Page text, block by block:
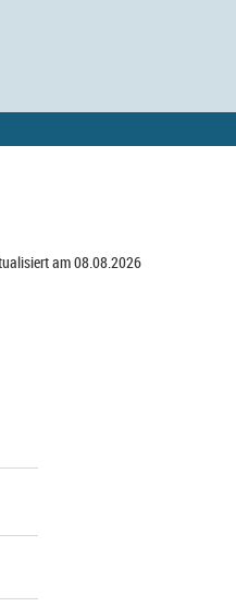
am 08.08.2026